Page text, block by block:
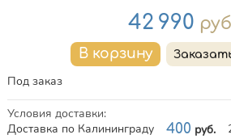
Цена
42 990
Под заказ
Условия доставки:
Доставка по Калининграду
400 руб.